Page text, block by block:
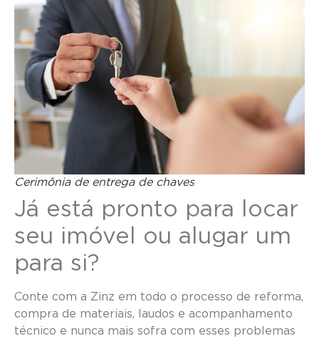
Cerimônia de entrega de chaves
Já está pronto para locar
seu imóvel ou alugar um
para si?
Conte com a Zinz em todo o processo de reforma,
compra de materiais, laudos e acompanhamento
técnico e nunca mais sofra com esses problemas